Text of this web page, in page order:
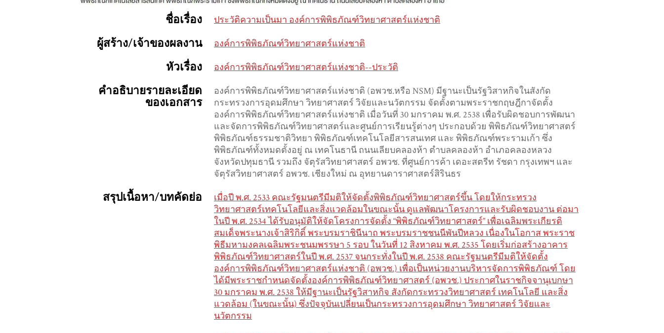
ชื่อเรื่อง ประวัติความเป็นมา องค์การพิพิธภัณฑ์วิทยาศาสตร์แห่งชาติ
ผู้สร้าง/เจ้าของผลงาน องค์การพิพิธภัณฑ์วิทยาศาสตร์แห่งชาติ
หัวเรื่อง องค์การพิพิธภัณฑ์วิทยาศาสตร์แห่งชาติ--ประวัติ
คำอธิบายรายละเอียด
ของเอกสาร
องค์การพิพิธภัณฑ์วิทยาศาสตร์แห่งชาติ (อพวช.หรือ NSM) มีฐานะเป็นรัฐวิสาหกิจในสังกัด
กระทรวงการอุดมศึกษา วิทยาศาสตร์ วิจัยและนวัตกรรม จัดตั้งตามพระราชกฤษฎีกาจัดตั้ง
องค์การพิพิธภัณฑ์วิทยาศาสตร์แห่งชาติ เมื่อวันที่ 30 มกราคม พ.ศ. 2538 เพื่อรับผิดชอบการพัฒนา
และจัดการพิพิธภัณฑ์วิทยาศาสตร์และศูนย์การเรียนรู้ต่างๆ ประกอบด้วย พิพิธภัณฑ์วิทยาศาสตร์
พิพิธภัณฑ์ธรรมชาติวิทยา พิพิธภัณฑ์เทคโนโลยีสารสนเทศ และ พิพิธภัณฑ์พระรามเก้า ซึ่ง
พิพิธภัณฑ์ทั้งหมดตั้งอยู่ ณ เทคโนธานี ถนนเลียบคลองห้า ตำบลคลองห้า อำเภอคลองหลวง
จังหวัดปทุมธานี รวมถึง จัตุรัสวิทยาศาสตร์ อพวช. ที่ศูนย์การค้า เดอะสตรีท รัชดา กรุงเทพฯ และ
จัตุรัสวิทยาศาสตร์ อพวช. เชียงใหม่ ณ อุทยานดาราศาสตร์สิรินธร
สรุปเนื้อหา/บทคัดย่อ
เมื่อปี พ.ศ. 2533 คณะรัฐมนตรีมีมติให้จัดตั้งพิพิธภัณฑ์วิทยาศาสตร์ขึ้น โดยให้กระทรวง
วิทยาศาสตร์เทคโนโลยีและสิ่งแวดล้อมในขณะนั้น ดูแลพัฒนาโครงการและรับผิดชอบงาน ต่อมา
ในปี พ.ศ. 2534 ได้รับอนุมัติให้จัดโครงการจัดตั้ง “พิพิธภัณฑ์วิทยาศาสตร์” เพื่อเฉลิมพระเกียรติ
สมเด็จพระนางเจ้าสิริกิติ์ พระบรมราชินีนาถ พระบรมราชชนนีพันปีหลวง เนื่องในโอกาส พระราช
พิธีมหามงคลเฉลิมพระชนมพรรษา 5 รอบ ในวันที่ 12 สิงหาคม พ.ศ. 2535 โดยเริ่มก่อสร้างอาคาร
พิพิธภัณฑ์วิทยาศาสตร์ในปี พ.ศ. 2537 จนกระทั่งในปี พ.ศ. 2538 คณะรัฐมนตรีมีมติให้จัดตั้ง
องค์การพิพิธภัณฑ์วิทยาศาสตร์แห่งชาติ (อพวช.) เพื่อเป็นหน่วยงานบริหารจัดการพิพิธภัณฑ์ โดย
ได้มีพระราชกำหนดจัดตั้งองค์การพิพิธภัณฑ์วิทยาศาสตร์ (อพวช.) ประกาศในราชกิจจานุเบกษา
30 มกราคม พ.ศ. 2538 ให้มีฐานะเป็นรัฐวิสาหกิจ สังกัดกระทรวงวิทยาศาสตร์ เทคโนโลยี และสิ่ง
แวดล้อม (ในขณะนั้น) ซึ่งปัจจุบันเปลี่ยนเป็นกระทรวงการอุดมศึกษา วิทยาศาสตร์ วิจัยและ
นวัตกรรม